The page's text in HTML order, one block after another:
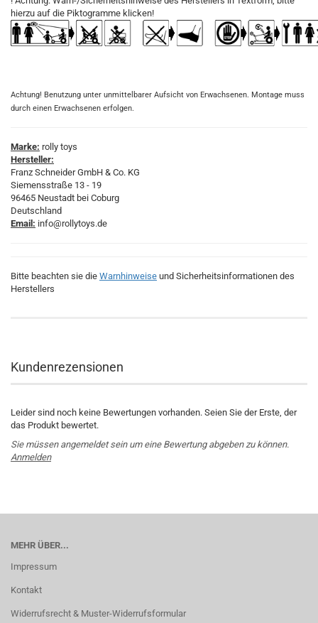
hierzu auf die Piktogramme klicken!
Achtung! Benutzung unter unmittelbarer Aufsicht von Erwachsenen. Montage muss
durch einen Erwachsenen erfolgen.
Marke: rolly toys
Hersteller:
Franz Schneider GmbH & Co. KG
Siemensstraße 13 - 19
96465 Neustadt bei Coburg
Deutschland
Email: info@rollytoys.de
Bitte beachten sie die Warnhinweise und Sicherheitsinformationen des
Herstellers
Kundenrezensionen
Leider sind noch keine Bewertungen vorhanden. Seien Sie der Erste, der
das Produkt bewertet.
Sie müssen angemeldet sein um eine Bewertung abgeben zu können.
Anmelden
MEHR ÜBER...
Impressum
Kontakt
Widerrufsrecht & Muster-Widerrufsformular